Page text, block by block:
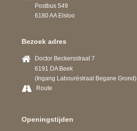
Postbus 549
6180 AA Elsloo
Bezoek adres
Doctor Beckersstraat 7
6191 DA Beek
(Ingang Labouréstraat Begane Grond)
Route
Openingstijden